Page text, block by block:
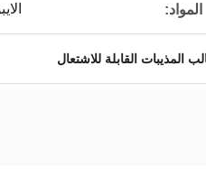
المواد:
المذيبات القابلة للاشتعال